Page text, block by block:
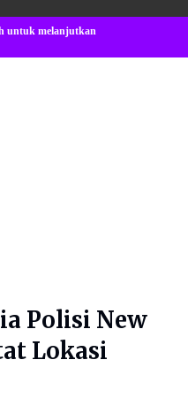
untuk melanjutkan
Polisi New
Lokasi